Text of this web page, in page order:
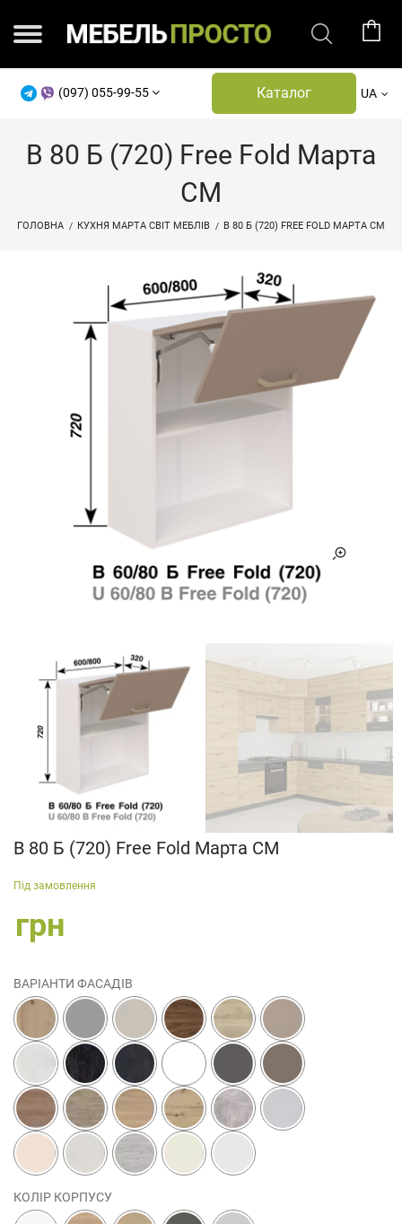
(097) 055-99-55 Каталог UA
В 80 Б (720) Free Fold Марта
СМ
ГОЛОВНА КУХНЯ МАРТА СВІТ МЕБЛІВ В 80 Б (720) FREE FOLD МАРТА СМ
В 80 Б (720) Free Fold Марта СМ
Під замовлення
грн
ВАРІАНТИ ФАСАДІВ
КОЛІР КОРПУСУ